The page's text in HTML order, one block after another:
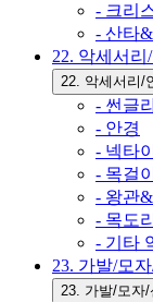
- 크리
- 산타
22. 악세서리
22. 악세서리/
- 썬글
- 안경
- 넥타이
- 목걸
- 왕관
- 목도
- 기타
23. 가발/모
23. 가발/모자